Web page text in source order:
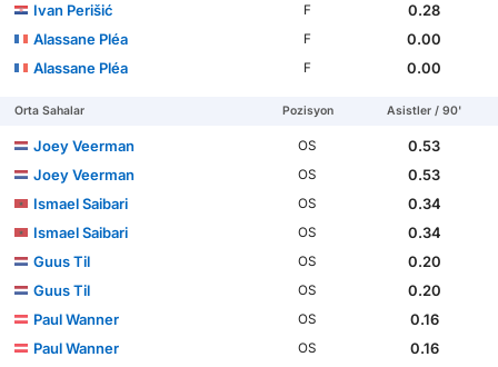
Ivan Perišić
F
0.28
Alassane Pléa
F
0.00
Alassane Pléa
F 0.00
Orta Sahalar Pozisyon Asistler / 90'
Joey Veerman OS
0.53
Joey Veerman
OS
0.53
Ismael Saibari
OS
0.34
Ismael Saibari
OS
0.34
Guus Til
OS
0.20
Guus Til
OS
0.20
Paul Wanner
OS
0.16
Paul Wanner
OS
0.16